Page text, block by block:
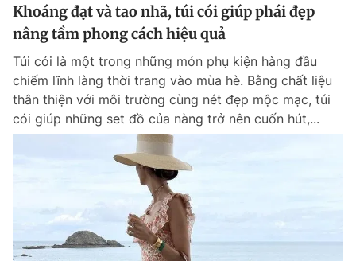
Khoáng đạt và tao nhã, túi cói giúp phái đẹp
nâng tầm phong cách hiệu quả
Túi cói là một trong những món phụ kiện hàng đầu
chiếm lĩnh làng thời trang vào mùa hè. Bằng chất liệu
thân thiện với môi trường cùng nét đẹp mộc mạc, túi
cói giúp những set đồ của nàng trở nên cuốn hút,...